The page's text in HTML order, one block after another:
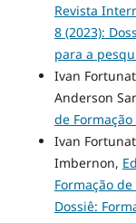
Revista
8 (2023):
para a
Ivan
Anderson
de
Ivan
Imbernon,
Formação
Dossiê: